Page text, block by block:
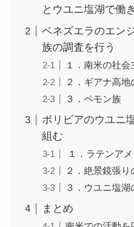
とウユニ塩湖で働
ベネズエラのエン
族の調査を行う
１．南米の社
２．ギアナ高
３．ペモン族
ボリビアのウユニ
組む
１．ラテンア
２．絶景鏡張
３．ウユニ塩湖
まとめ